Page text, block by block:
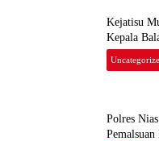
Kejatisu
Kepala
Polres